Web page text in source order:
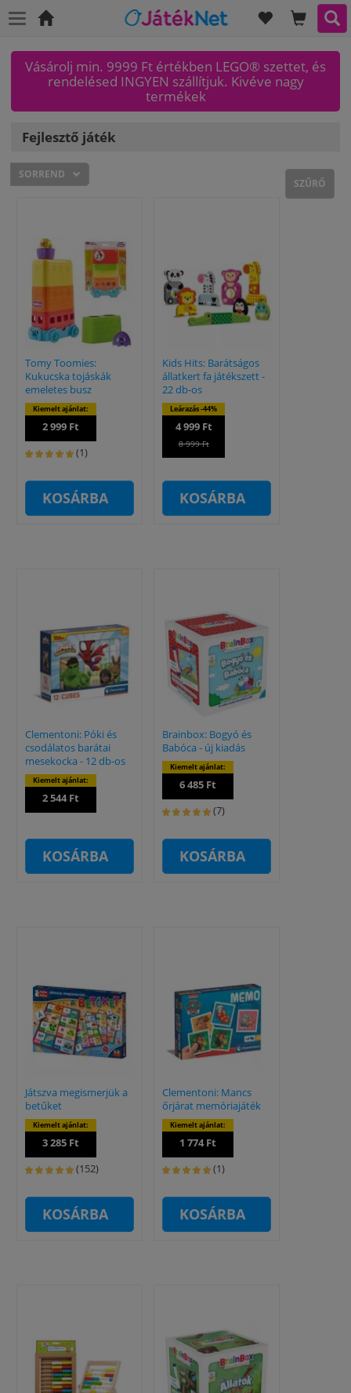
Főoldal
Vásárolj min. 9999 Ft értékben LEGO® szettet, és
rendelésed INGYEN szállítjuk. Kivéve nagy
termékek
Fejlesztő játék
SZŰRŐ
SORREND
Tomy Toomies:
Kukucska tojáskák
emeletes busz
Kiemelt ajánlat:
2 999 Ft
(1)
KOSÁRBA
Kids Hits: Barátságos
állatkert fa játékszett -
22 db-os
Leárazás -44%
4 999 Ft
8 999 Ft
KOSÁRBA
Clementoni: Póki és
csodálatos barátai
mesekocka - 12 db-os
Kiemelt ajánlat:
2 544 Ft
KOSÁRBA
Brainbox: Bogyó és
Babóca - új kiadás
Kiemelt ajánlat:
6 485 Ft
(7)
KOSÁRBA
Játszva megismerjük a
betűket
Kiemelt ajánlat:
3 285 Ft
(152)
KOSÁRBA
Clementoni: Mancs
őrjárat memóriajáték
Kiemelt ajánlat:
1 774 Ft
(1)
KOSÁRBA